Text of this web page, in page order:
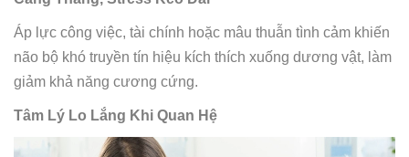
Áp lực công việc, tài chính hoặc mâu thuẫn tình cảm khiến
não bộ khó truyền tín hiệu kích thích xuống dương vật, làm
giảm khả năng cương cứng.
Tâm Lý Lo Lắng Khi Quan Hệ